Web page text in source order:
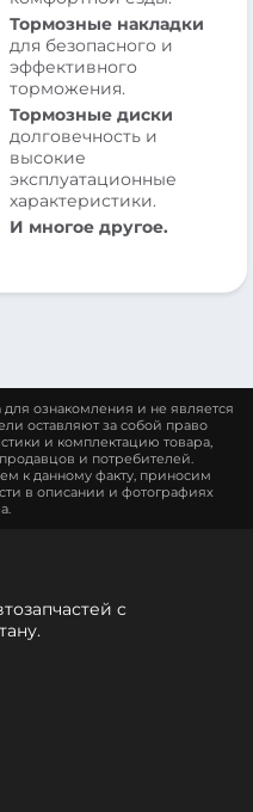
Тормозные накладки
для безопасного и
эффективного
торможения.
Тормозные диски
долговечность и
высокие
эксплуатационные
характеристики.
И многое другое.
ознакомления и не является
оставляют за собой право
и комплектацию товара,
и потребителей.
к данному факту, приносим
в описании и фотографиях
c